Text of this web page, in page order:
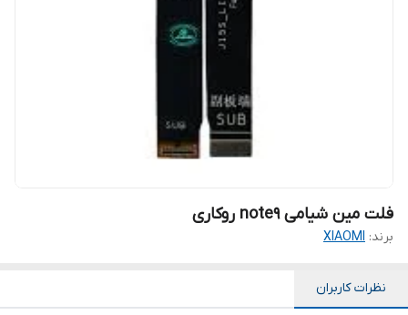
فلت مین شیامی note9 روکاری
برند: XIAOMI
نظرات کاربران